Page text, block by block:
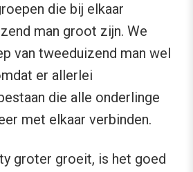
die bij elkaar
man groot zijn. We
van tweeduizend man wel
er allerlei
die alle onderlinge
met elkaar verbinden.
groter groeit, is het goed